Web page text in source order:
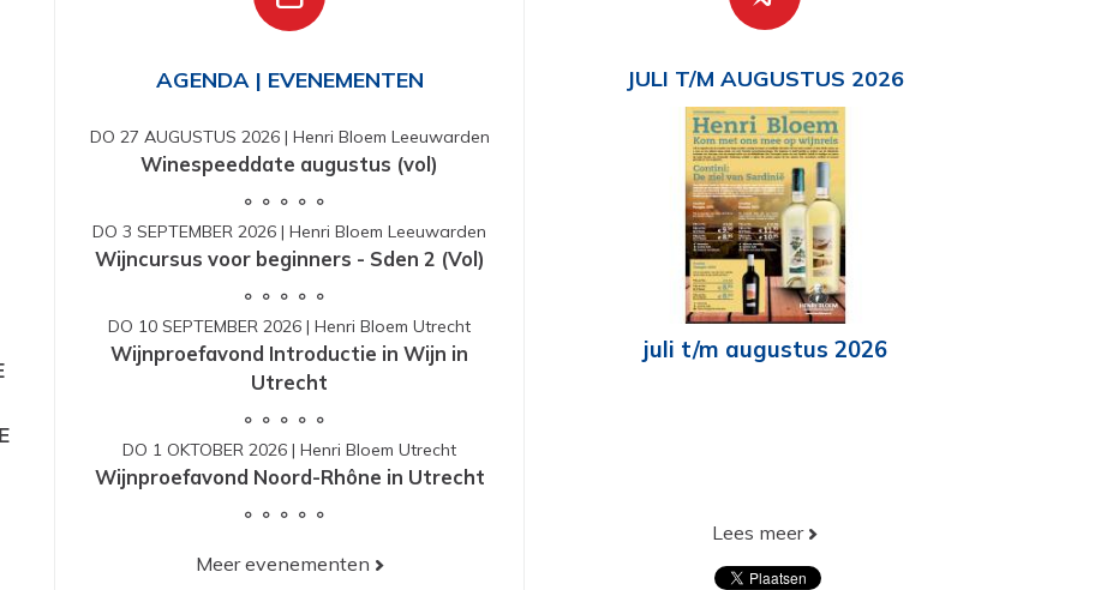
AGENDA | EVENEMENTEN
DO 27 AUGUSTUS 2026| Henri Bloem Leeuwarden
Winespeeddate augustus (vol)
DO 3 SEPTEMBER 2026 | Henri Bloem Leeuwarden
Wijncursus voor beginners - Sden 2 (Vol)
DO 10 SEPTEMBER 2026 | Henri Bloem Utrecht
Wijnproefavond Introductie in Wijn in
Utrecht
DO 1 OKTOBER 2026 | Henri Bloem Utrecht
Wijnproefavond Noord-Rhône in Utrecht
Meer evenementen
JULI T/M AUGUSTUS 2026
juli t/m augustus 2026
Lees meer